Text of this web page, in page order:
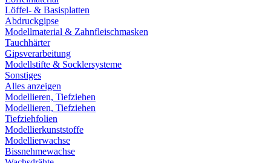
Löffel- & Basisplatten
Abdruckgipse
Modellmaterial & Zahnfleischmasken
Tauchhärter
Gipsverarbeitung
Modellstifte & Socklersysteme
Sonstiges
Alles anzeigen
Modellieren, Tiefziehen
Modellieren, Tiefziehen
Tiefziehfolien
Modellierkunststoffe
Modellierwachse
Bissnehmewachse